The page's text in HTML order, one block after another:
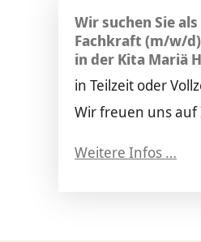
Wir suchen Sie
Fachkraft (m/w/d)
in der Kita Mariä
in Teilzeit oder
Wir freuen uns
Weitere Infos …